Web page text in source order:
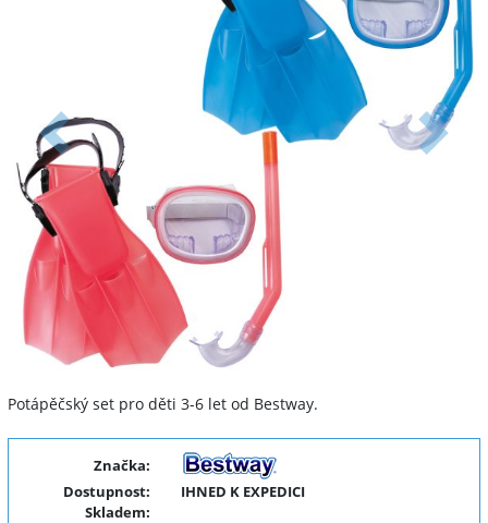
Předchozí Další
Potápěčský set pro děti 3-6 let od Bestway.
Značka:
Dostupnost:
IHNED K EXPEDICI
Skladem: